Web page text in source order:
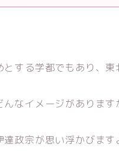
する学都でもあり、東
なイメージがあります
政宗が思い浮かびます